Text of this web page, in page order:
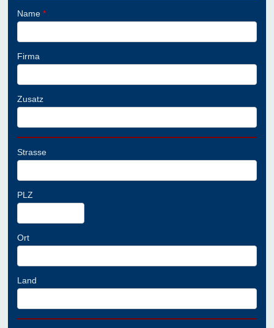
Name*
Firma
Zusatz
Strasse
PLZ
Ort
Land